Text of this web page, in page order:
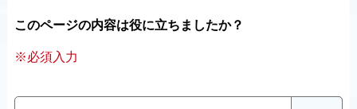
このページの内容は役に立ちましたか？
※必須入力